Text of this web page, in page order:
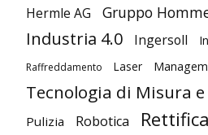
Hermle AG Gruppo
Industria 4.0 Ingersoll
Raffreddamento Laser
Tecnologia di Misura e
Pulizia Robotica Rettifica